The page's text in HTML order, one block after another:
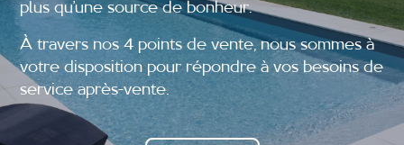
plus qu’une source de bonheur.
À travers nos 4 points de vente, nous sommes à
votre disposition pour répondre à vos besoins de
service après-vente.